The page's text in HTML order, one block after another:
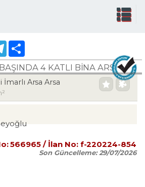
Telegram
4 KATLI BINA ARSASI
İmarlı Arsa Arsa
566965 / İlan No: f-220224-854
Son Güncelleme:29/07/2026